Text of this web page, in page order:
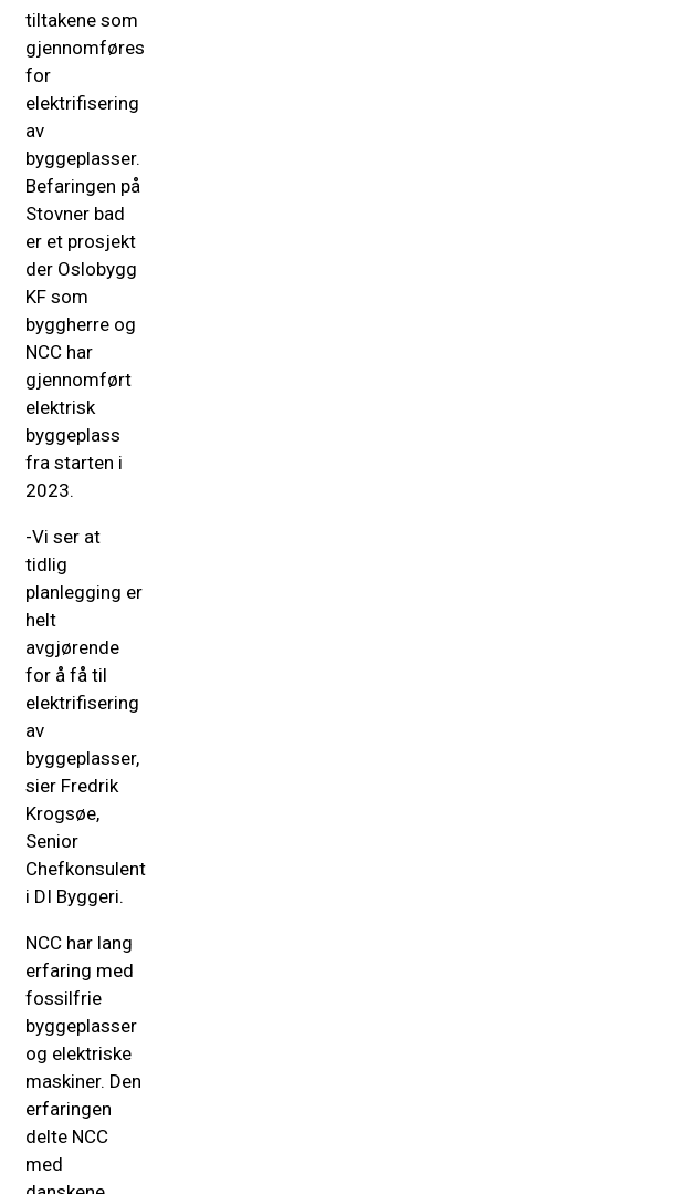
tiltakene som
gjennomføres
for
elektrifisering
av
byggeplasser.
Befaringen på
Stovner bad
er et prosjekt
der Oslobygg
KF som
byggherre og
NCC har
gjennomført
elektrisk
byggeplass
fra starten i
2023.
-Vi ser at
tidlig
planlegging er
helt
avgjørende
for å få til
elektrifisering
av
byggeplasser,
sier Fredrik
Krogsøe,
Senior
Chefkonsulent
i DI Byggeri.
NCC har lang
erfaring med
fossilfrie
byggeplasser
og elektriske
maskiner. Den
erfaringen
delte NCC
med